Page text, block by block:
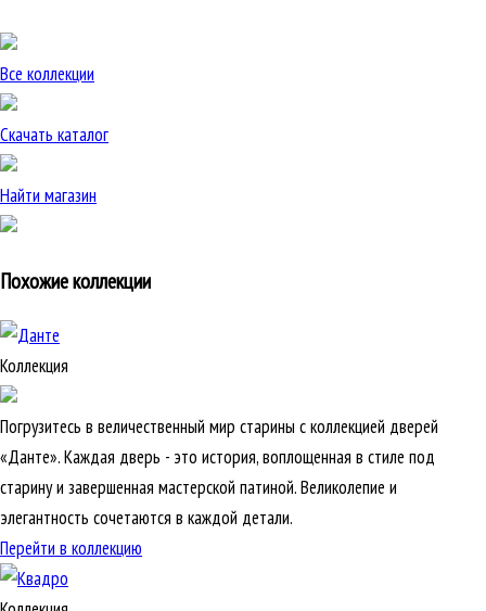
Все коллекции
Скачать каталог
Найти магазин
Похожие коллекции
Коллекция
Погрузитесь в величественный мир старины с коллекцией дверей
«Данте». Каждая дверь - это история, воплощенная в стиле под
старину и завершенная мастерской патиной. Великолепие и
элегантность сочетаются в каждой детали.
Перейти в коллекцию